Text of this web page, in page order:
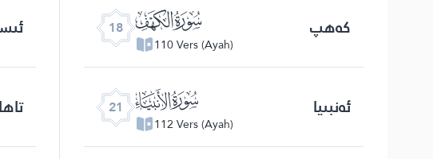
18 ﮞ
110 Vers (Ayah)
كەھپ
تاھا 21 ﮡ
112 Vers (Ayah)
ئەنبىيا